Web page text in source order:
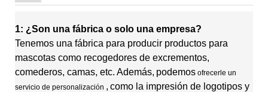
1: ¿Son una fábrica o solo una empresa?
Tenemos una fábrica para producir productos para
mascotas como recogedores de excrementos,
comederos, camas, etc. Además, podemos ofrecerle un
servicio de personalización , como la impresión de logotipos y